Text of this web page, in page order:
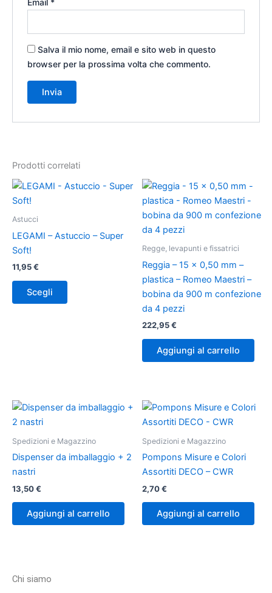
Salva il mio nome, email e sito web in questo
browser per la prossima volta che commento.
Prodotti correlati
Astucci
LEGAMI – Astuccio – Super
Soft!
11,95€
Scegli
Questo
essere
Regge, levapunti e fissatrici
Reggia – 15 x 0,50 mm –
plastica – Romeo Maestri –
bobina da 900 m confezione
da 4 pezzi
222,95€
Aggiungi al carrello
Spedizioni e Magazzino
Dispenser da imballaggio + 2
nastri
13,50€
Aggiungi al carrello
Spedizioni e Magazzino
Pompons Misure e Colori
Assortiti DECO – CWR
2,70€
Aggiungi al carrello
Chi siamo